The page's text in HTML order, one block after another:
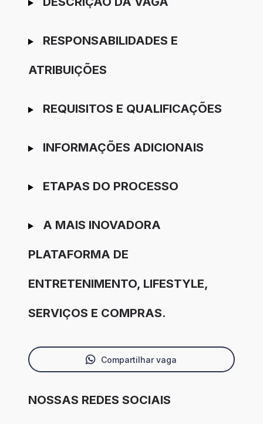
RESPONSABILIDADES E
ATRIBUIÇÕES
REQUISITOS E QUALIFICAÇÕES
INFORMAÇÕES ADICIONAIS
ETAPAS DO PROCESSO
A MAIS INOVADORA
PLATAFORMA DE
ENTRETENIMENTO, LIFESTYLE,
SERVIÇOS E COMPRAS.
Compartilhar vaga
NOSSAS REDES SOCIAIS